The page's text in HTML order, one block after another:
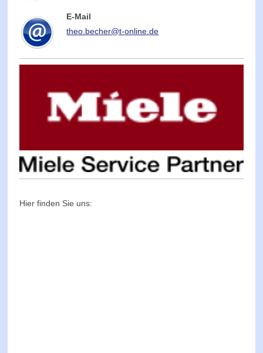
E-Mail
theo.becher@t-online.de
Hier finden Sie uns: